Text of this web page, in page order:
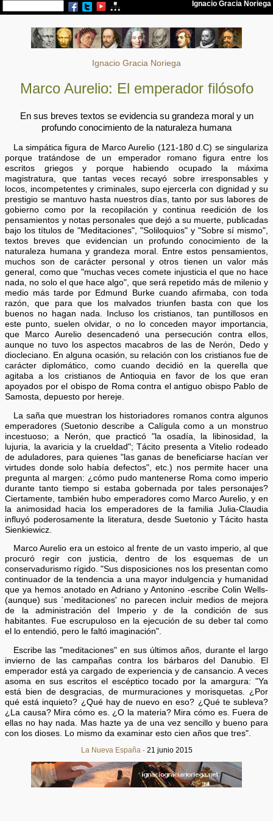
Ignacio Gracia Noriega
Marco Aurelio: El emperador filósofo
En sus breves textos se evidencia su grandeza moral y un
profundo conocimiento de la naturaleza humana
La simpática figura de Marco Aurelio (121-180 d.C) se singulariza
porque tratándose de un emperador romano figura entre los
escritos griegos y porque habiendo ocupado la máxima
magistratura, que tantas veces recayó sobre irresponsables y
locos, incompetentes y criminales, supo ejercerla con dignidad y su
prestigio se mantuvo hasta nuestros días, tanto por sus labores de
gobierno como por la recopilación y continua reedición de los
pensamientos y notas personales que dejó a su muerte, publicadas
bajo los títulos de "Meditaciones", "Soliloquios" y "Sobre sí mismo",
textos breves que evidencian un profundo conocimiento de la
naturaleza humana y grandeza moral. Entre estos pensamientos,
muchos son de carácter personal y otros tienen un valor más
general, como que "muchas veces comete injusticia el que no hace
nada, no solo el que hace algo", que será repetido más de milenio y
medio más tarde por Edmund Burke cuando afirmaba, con toda
razón, que para que los malvados triunfen basta con que los
buenos no hagan nada. Incluso los cristianos, tan puntillosos en
este punto, suelen olvidar, o no lo conceden mayor importancia,
que Marco Aurelio desencadenó una persecución contra ellos,
aunque no tuvo los aspectos macabros de las de Nerón, Dedo y
diocleciano. En alguna ocasión, su relación con los cristianos fue de
carácter diplomático, como cuando decidió en la querella que
agitaba a los cristianos de Antioquia en favor de los que eran
apoyados por el obispo de Roma contra el antiguo obispo Pablo de
Samosta, depuesto por hereje.
La saña que muestran los historiadores romanos contra algunos
emperadores (Suetonio describe a Calígula como a un monstruo
incestuoso; a Nerón, que practicó "la osadía, la libinosidad, la
lujuria, la avaricia y la crueldad"; Tácito presenta a Vitelio rodeado
de aduladores, para quienes "las ganas de beneficiarse hacían ver
virtudes donde solo había defectos", etc.) nos permite hacer una
pregunta al margen: ¿cómo pudo mantenerse Roma como imperio
durante tanto tiempo si estaba gobernada por tales personajes?
Ciertamente, también hubo emperadores como Marco Aurelio, y en
la animosidad hacia los emperadores de la familia Julia-Claudia
influyó poderosamente la literatura, desde Suetonio y Tácito hasta
Sienkiewicz.
Marco Aurelio era un estoico al frente de un vasto imperio, al que
procuró regir con justicia, dentro de los esquemas de un
conservadurismo rígido. "Sus disposiciones nos los presentan como
continuador de la tendencia a una mayor indulgencia y humanidad
que ya hemos anotado en Adriano y Antonino -escribe Colin Wells-
(aunque) sus `meditaciones' no parecen incluir medios de mejora
de la administración del Imperio y de la condición de sus
habitantes. Fue escrupuloso en la ejecución de su deber tal como
el lo entendió, pero le faltó imaginación".
Escribe las "meditaciones" en sus últimos años, durante el largo
invierno de las campañas contra los bárbaros del Danubio. El
emperador está ya cargado de experiencia y de cansancio. A veces
asoma en sus escritos el escéptico tocado por la amargura: "Ya
está bien de desgracias, de murmuraciones y morisquetas. ¿Por
qué está inquieto? ¿Qué hay de nuevo en eso? ¿Qué te subleva?
¿La causa? Mira cómo es. ¿O la materia? Mira cómo es. Fuera de
ellas no hay nada. Mas hazte ya de una vez sencillo y bueno para
con los dioses. Lo mismo da examinar esto cien años que tres".
La Nueva España · 21 junio 2015